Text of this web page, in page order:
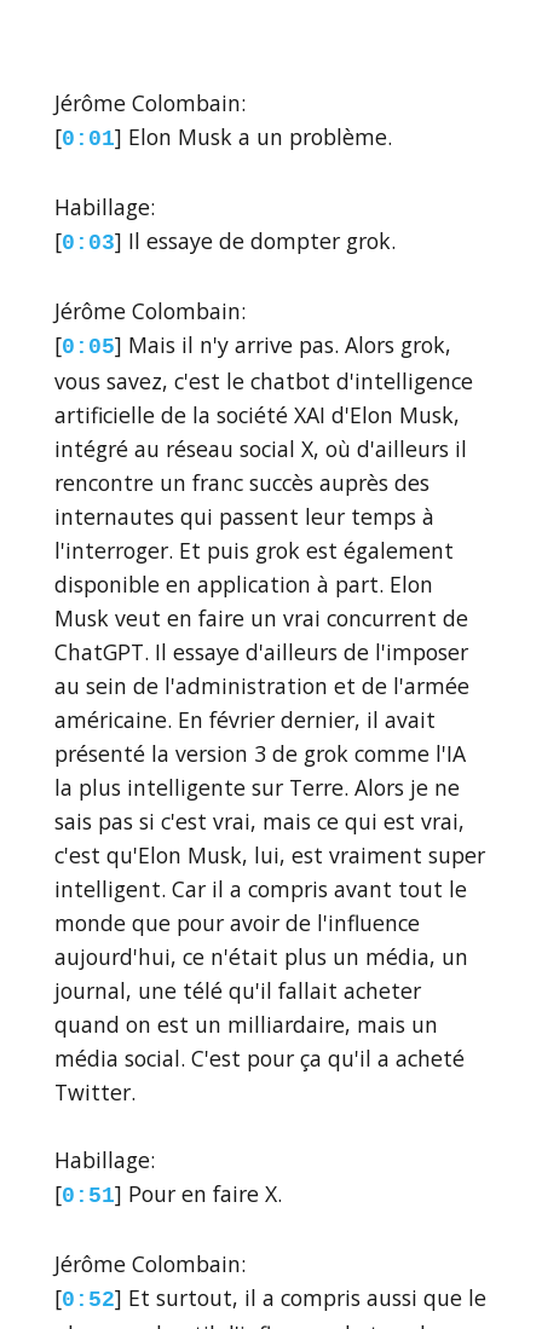
Jérôme Colombain:
[0:01] Elon Musk a un problème.
Habillage:
[0:03] Il essaye de dompter grok.
Jérôme Colombain:
[0:05] Mais il n'y arrive pas. Alors grok,
vous savez, c'est le chatbot d'intelligence
artificielle de la société XAI d'Elon Musk,
intégré au réseau social X, où d'ailleurs il
rencontre un franc succès auprès des
internautes qui passent leur temps à
l'interroger. Et puis grok est également
disponible en application à part. Elon
Musk veut en faire un vrai concurrent de
ChatGPT. Il essaye d'ailleurs de l'imposer
au sein de l'administration et de l'armée
américaine. En février dernier, il avait
présenté la version 3 de grok comme l'IA
la plus intelligente sur Terre. Alors je ne
sais pas si c'est vrai, mais ce qui est vrai,
c'est qu'Elon Musk, lui, est vraiment super
intelligent. Car il a compris avant tout le
monde que pour avoir de l'influence
aujourd'hui, ce n'était plus un média, un
journal, une télé qu'il fallait acheter
quand on est un milliardaire, mais un
média social. C'est pour ça qu'il a acheté
Twitter.
Habillage:
[0:51] Pour en faire X.
Jérôme Colombain:
[0:52] Et surtout, il a compris aussi que le